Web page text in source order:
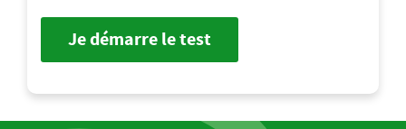
Je démarre le test